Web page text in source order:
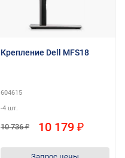
Крепление Dell MFS18
604615
-4 шт.
10 736 ₽ 10 179 ₽